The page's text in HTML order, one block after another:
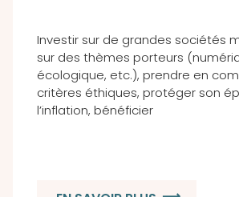
Investir sur de grandes sociétés
sur des thèmes porteurs
écologique, etc.), prendre en
critères éthiques, protéger son
l’inflation, bénéficier